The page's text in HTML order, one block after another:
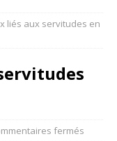
liés aux servitudes en
fermés